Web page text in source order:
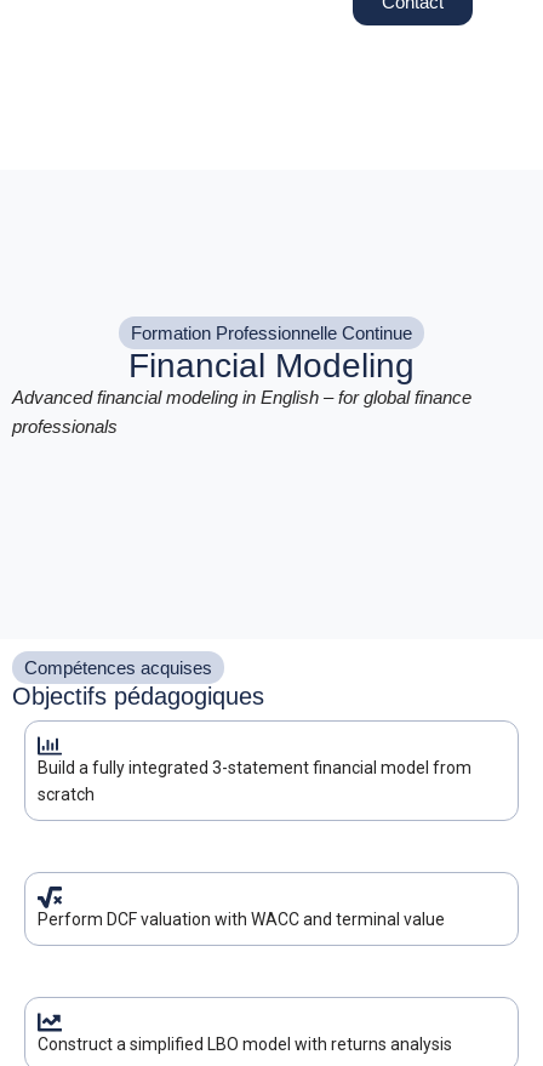
Formation Professionnelle Continue
Financial Modeling
Advanced financial modeling in English – for global finance
professionals
Compétences acquises​
Objectifs pédagogiques
Build a fully integrated 3-statement financial model from
scratch
Perform DCF valuation with WACC and terminal value
Construct a simplified LBO model with returns analysis